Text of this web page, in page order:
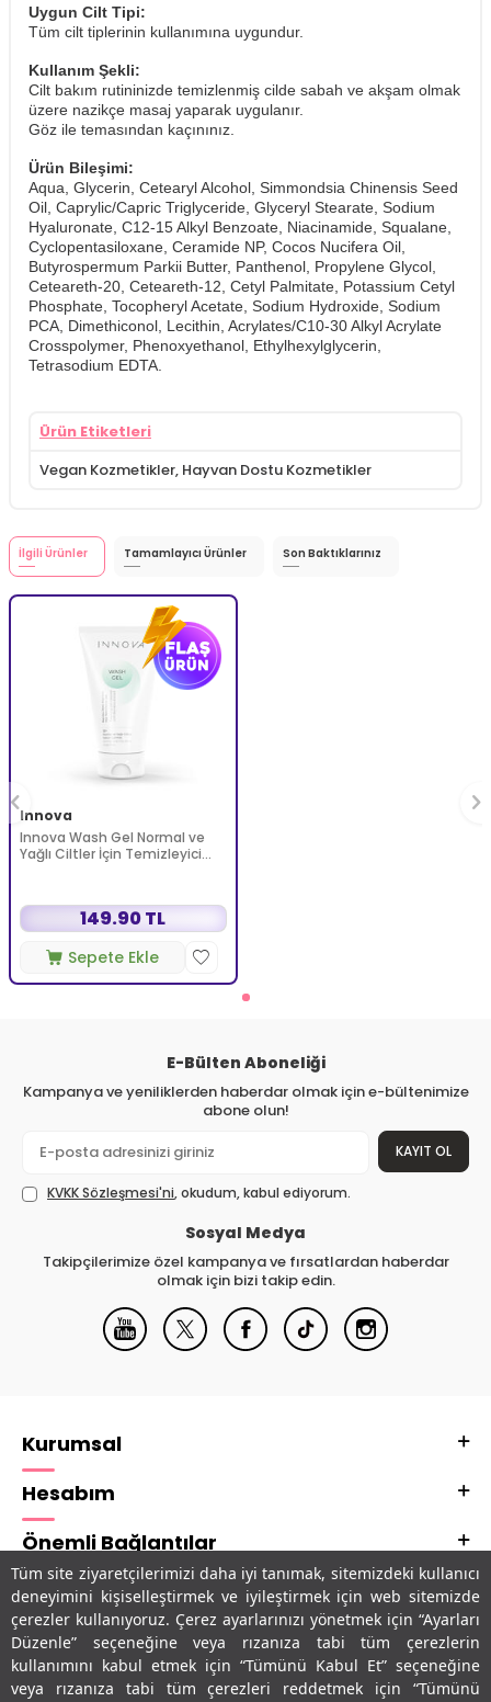
Tüm site ziyaretçilerimizi daha iyi tanımak, sitemizdeki kullanıcı
deneyimini kişiselleştirmek ve iyileştirmek için web sitemizde
çerezler kullanıyoruz. Çerez ayarlarınızı yönetmek için “Ayarları
Düzenle” seçeneğine veya rızanıza tabi tüm çerezlerin
kullanımını kabul etmek için “Tümünü Kabul Et” seçeneğine
veya rızanıza tabi tüm çerezleri reddetmek için “Tümünü
Uygun Cilt Tipi:
Tüm cilt tiplerinin kullanımına uygundur.
Kullanım Şekli:
Cilt bakım rutininizde temizlenmiş cilde sabah ve akşam olmak
üzere nazikçe masaj yaparak uygulanır.
​Göz ile temasından kaçınınız.
Ürün Bileşimi:
Aqua, Glycerin, Cetearyl Alcohol, Simmondsia Chinensis Seed
Oil, Caprylic/Capric Triglyceride, Glyceryl Stearate, Sodium
Hyaluronate, C12-15 Alkyl Benzoate, Niacinamide, Squalane,
Cyclopentasiloxane, Ceramide NP, Cocos Nucifera Oil,
Butyrospermum Parkii Butter, Panthenol, Propylene Glycol,
Ceteareth-20, Ceteareth-12, Cetyl Palmitate, Potassium Cetyl
Phosphate, Tocopheryl Acetate, Sodium Hydroxide, Sodium
PCA, Dimethiconol, Lecithin, Acrylates/C10-30 Alkyl Acrylate
Crosspolymer, Phenoxyethanol, Ethylhexylglycerin,
Tetrasodium EDTA.
Ürün Etiketleri
Vegan Kozmetikler, Hayvan Dostu Kozmetikler
İlgili Ürünler Tamamlayıcı Ürünler Son Baktıklarınız
Innova
Innova Wash Gel Normal ve
Yağlı Ciltler İçin Temizleyici
149.90 TL
Sepete Ekle
E-Bülten Aboneliği
Kampanya ve yeniliklerden haberdar olmak için e-bültenimize
abone olun!
KAYIT OL
KVKK Sözleşmesi'ni, okudum, kabul ediyorum.
Sosyal Medya
Takipçilerimize özel kampanya ve fırsatlardan haberdar
olmak için bizi takip edin.
Kurumsal
Hesabım
Önemli Bağlantılar
Adres & İletişim
Uygulamalarımız